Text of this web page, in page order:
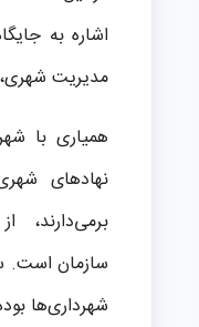
اشاره به
مدیریت
همیاری با
نهادهای
برمی‌دارند،
سازمان است.
شهرداری‌ها